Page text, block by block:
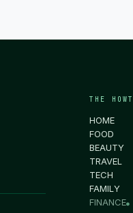
THE
HOME
FOOD
BEAUTY
TRAVEL
TECH
FAMILY
FINANCE●